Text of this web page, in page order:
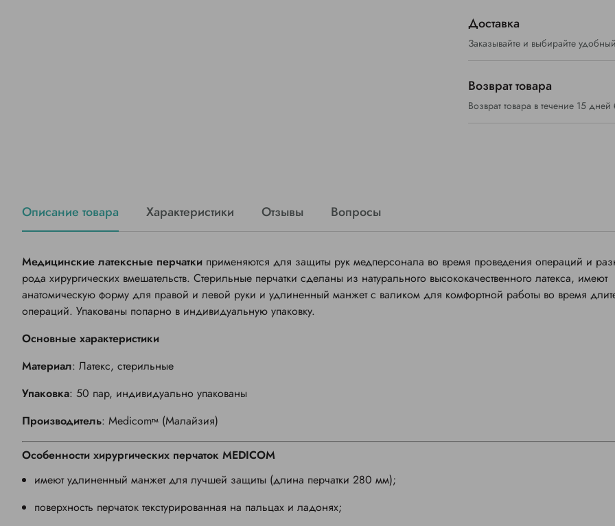
Доставка
Заказывайте и выбирайте
Возврат товара
Возврат товара в течение 15 дней
Описание товара Характеристики Отзывы Вопросы
Медицинские латексные перчатки применяются для защиты рук медперсонала во время проведения операций и
рода хирургических вмешательств. Стерильные перчатки сделаны из натурального высококачественного латекса, имеют
анатомическую форму для правой и левой руки и удлиненный манжет с валиком для комфортной работы во время
операций. Упакованы попарно в индивидуальную упаковку.
Основные характеристики
Материал: Латекс, стерильные
Упаковка: 50 пар, индивидуально упакованы
Производитель: Medicomтм (Малайзия)
Особенности хирургических перчаток MEDICOM
имеют удлиненный манжет для лучшей защиты (длина перчатки 280 мм);
поверхность перчаток текстурированная на пальцах и ладонях;